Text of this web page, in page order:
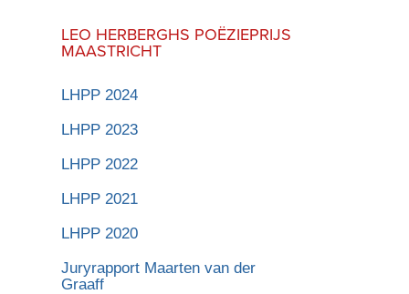
LEO HERBERGHS POËZIEPRIJS
MAASTRICHT
LHPP 2024
LHPP 2023
LHPP 2022
LHPP 2021
LHPP 2020
Juryrapport Maarten van der
Graaff